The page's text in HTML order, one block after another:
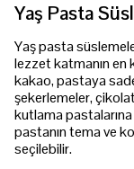
Yaş Pasta
Yaş pasta
lezzet katmanın en
kakao, pastaya
şekerlemeler,
kutlama
pastanın tema ve
seçilebilir.